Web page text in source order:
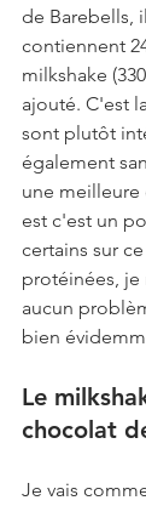
de Barebells,
contiennent
milkshake
ajouté. C'est
sont plutôt
également
une
est c'est un
certains sur
protéinées, je
aucun
bien
Le
chocolat
Je vais